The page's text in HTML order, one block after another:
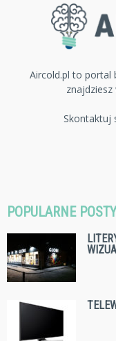
Aircold.pl to portal
Skontaktuj
POPULARNE POSTY